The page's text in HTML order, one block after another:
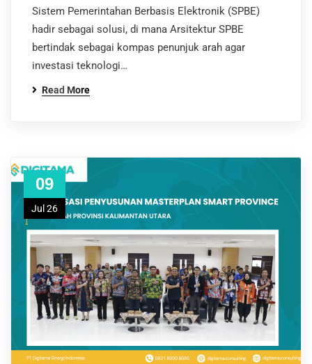
Sistem Pemerintahan Berbasis Elektronik (SPBE)
hadir sebagai solusi, di mana Arsitektur SPBE
bertindak sebagai kompas penunjuk arah agar
investasi teknologi…
Read More
09
Jul 26